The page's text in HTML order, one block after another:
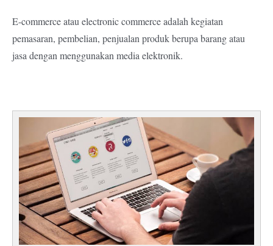
E-commerce atau electronic commerce adalah kegiatan
pemasaran, pembelian, penjualan produk berupa barang atau
jasa dengan menggunakan media elektronik.